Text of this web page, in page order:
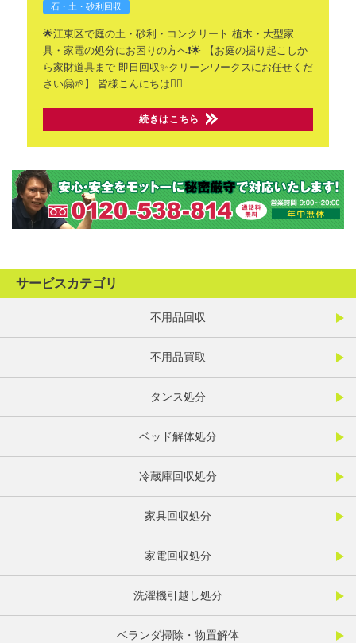
石・土・砂利回収
🌟江東区で庭の土・砂利・コンクリート 植木・大型家
具・家電の処分にお困りの方へ❗🌟
【お庭の掘り起こしか
ら家財道具まで即日回収✨クリーンワークスにお任せくだ
さい🤗🌱】
皆様こんにちは🙂‍↕️
続きはこちら
サービスカテゴリ
不用品回収
不用品買取
タンス処分
ベッド解体処分
冷蔵庫回収処分
家具回収処分
家電回収処分
洗濯機引越し処分
ベランダ掃除・物置解体